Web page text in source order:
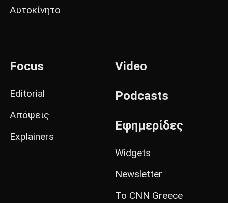
Αυτοκίνητο
Focus
Editorial
Απόψεις
Explainers
Video
Podcasts
Εφημερίδες
Widgets
Newsletter
Το CNN Greece